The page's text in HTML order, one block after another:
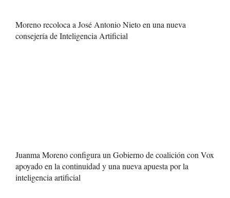
Moreno recoloca a José Antonio Nieto en una nueva
consejería de Inteligencia Artificial
Juanma Moreno configura un Gobierno de coalición con Vox
apoyado en la continuidad y una nueva apuesta por la
inteligencia artificial